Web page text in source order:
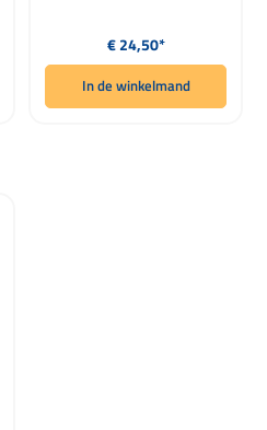
Normale prijs:
€ 24,50*
In de winkelmand